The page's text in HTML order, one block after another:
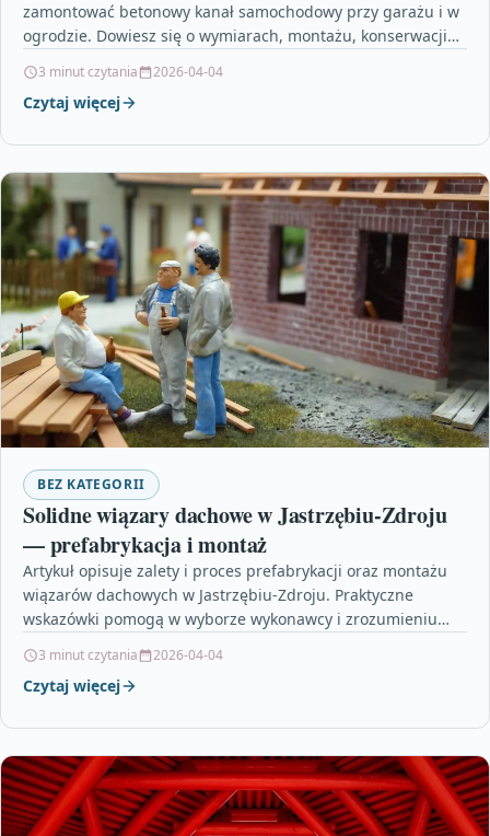
zamontować betonowy kanał samochodowy przy garażu i w
ogrodzie. Dowiesz się o wymiarach, montażu, konserwacji
3 minut czytania 2026-04-04
Czytaj więcej
BEZ KATEGORII
Solidne wiązary dachowe w Jastrzębiu-Zdroju
— prefabrykacja i montaż
Artykuł opisuje zalety i proces prefabrykacji oraz montażu
wiązarów dachowych w Jastrzębiu-Zdroju. Praktyczne
wskazówki pomogą w wyborze wykonawcy i zrozumieniu
3 minut czytania 2026-04-04
Czytaj więcej